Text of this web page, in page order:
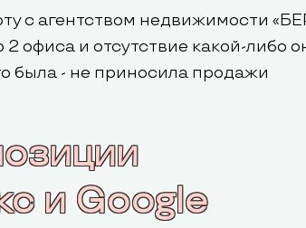
с агентством недвижимости
2 офиса и отсутствие какой-либо
была - не приносила продажи
и Google